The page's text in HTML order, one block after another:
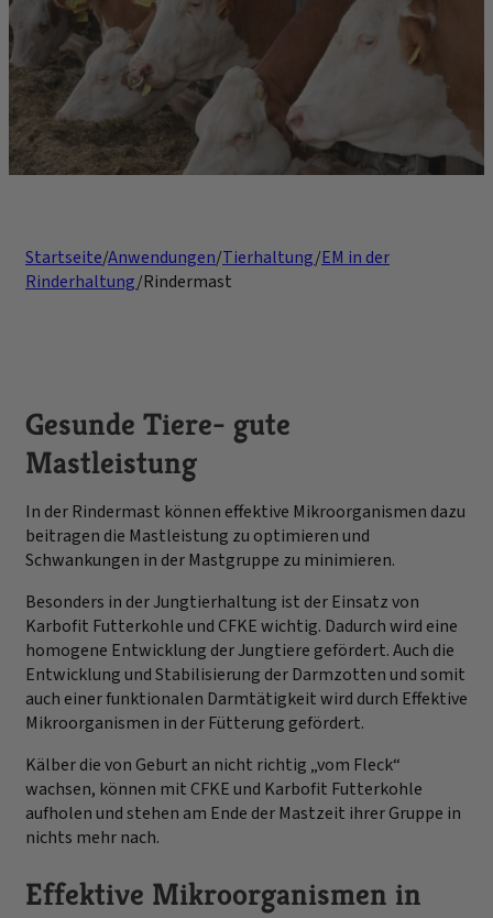
Startseite/Anwendungen/Tierhaltung/EM in der
Rinderhaltung/Rindermast
Gesunde Tiere- gute
Mastleistung
In der Rindermast können effektive Mikroorganismen dazu
beitragen die Mastleistung zu optimieren und
Schwankungen in der Mastgruppe zu minimieren.
Besonders in der Jungtierhaltung ist der Einsatz von
Karbofit Futterkohle und CFKE wichtig. Dadurch wird eine
homogene Entwicklung der Jungtiere gefördert. Auch die
Entwicklung und Stabilisierung der Darmzotten und somit
auch einer funktionalen Darmtätigkeit wird durch Effektive
Mikroorganismen in der Fütterung gefördert.
Kälber die von Geburt an nicht richtig „vom Fleck“
wachsen, können mit CFKE und Karbofit Futterkohle
aufholen und stehen am Ende der Mastzeit ihrer Gruppe in
nichts mehr nach.
Effektive Mikroorganismen in